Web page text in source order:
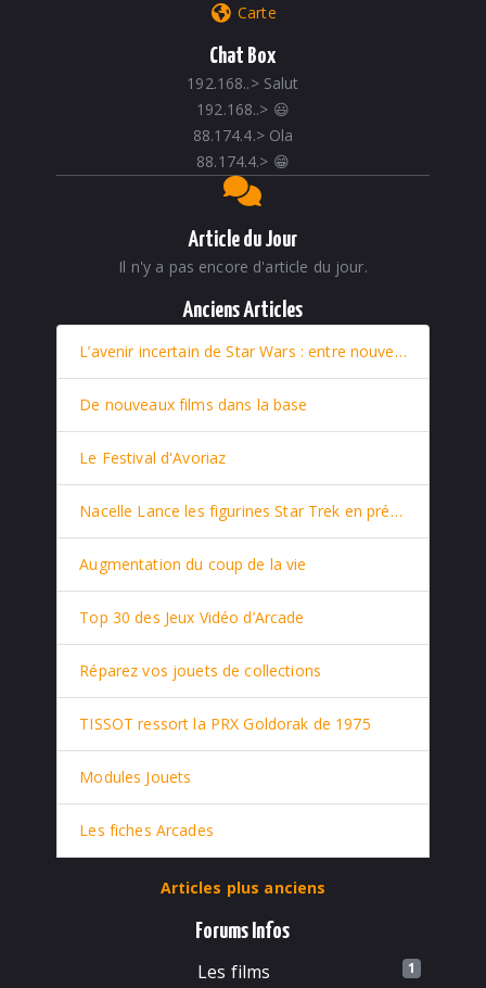
Carte
Chat Box
192.168..> Salut
192.168..> 😃
88.174.4.> Ola
88.174.4.> 😁
Article du Jour
Il n'y a pas encore d'article du jour.
Anciens Articles
L’avenir incertain de Star Wars : entre nouveaux films et retour stratégique de Rey
De nouveaux films dans la base
Le Festival d'Avoriaz
Nacelle Lance les figurines Star Trek en prévente
Augmentation du coup de la vie
Top 30 des Jeux Vidéo d’Arcade
Réparez vos jouets de collections
TISSOT ressort la PRX Goldorak de 1975
Modules Jouets
Les fiches Arcades
Articles plus anciens
Forums Infos
Les films 1